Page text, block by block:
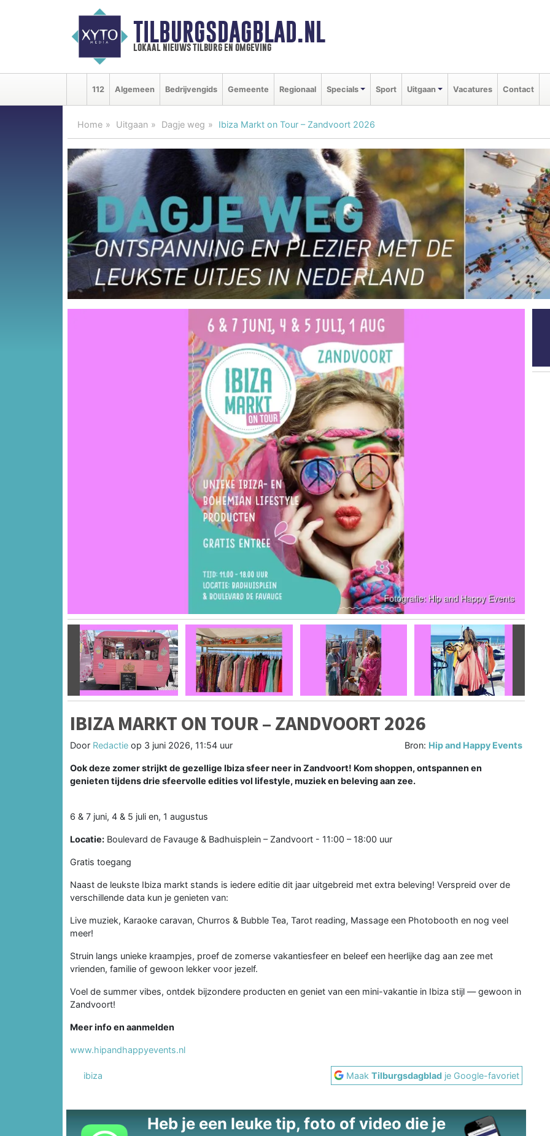
TILBURGSDAGBLAD.NL
lokaal nieuws tilburg en omgeving
112 Algemeen Bedrijvengids Gemeente Regionaal Specials Sport Uitgaan Vacatures Contact
Home Uitgaan Dagje weg Ibiza Markt on Tour – Zandvoort 2026
Vorige
IBIZA MARKT ON TOUR – ZANDVOORT 2026
Door Redactie op 3 juni 2026, 11:54 uur Bron: Hip and Happy Events
Ook deze zomer strijkt de gezellige Ibiza sfeer neer in Zandvoort! Kom shoppen, ontspannen en
genieten tijdens drie sfeervolle edities vol lifestyle, muziek en beleving aan zee.
6 & 7 juni, 4 & 5 juli en, 1 augustus
Locatie: Boulevard de Favauge & Badhuisplein – Zandvoort - 11:00 – 18:00 uur
Gratis toegang
Naast de leukste Ibiza markt stands is iedere editie dit jaar uitgebreid met extra beleving! Verspreid over de
verschillende data kun je genieten van:
Live muziek, Karaoke caravan, Churros & Bubble Tea, Tarot reading, Massage een Photobooth en nog veel
meer!
Struin langs unieke kraampjes, proef de zomerse vakantiesfeer en beleef een heerlijke dag aan zee met
vrienden, familie of gewoon lekker voor jezelf.
Voel de summer vibes, ontdek bijzondere producten en geniet van een mini-vakantie in Ibiza stijl — gewoon in
Zandvoort!
Meer info en aanmelden
www.hipandhappyevents.nl
ibiza MaakTilburgsdagblad je Google-favoriet
Heb je een leuke tip, foto of video die je